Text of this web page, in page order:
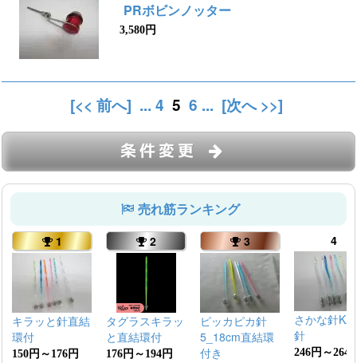
PRボビンノッター
3,580円
[<< 前へ] ... 4 5 6 ... [次へ >>]
条件変更
売れ筋ランキング
1
キラッと針直結
環付
150円～176円
2
タグラスキラッ
と直結環付
176円～194円
3
ピッカピカ針
5_18cm直結環
付き
4
さかな針
針
246円～264